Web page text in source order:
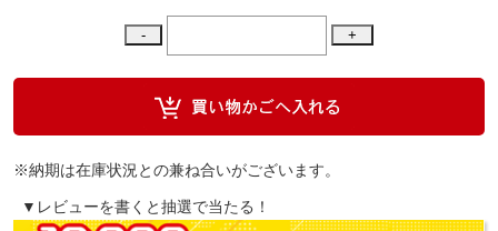
※納期は在庫状況との兼ね合いがございます。
▼レビューを書くと抽選で当たる！